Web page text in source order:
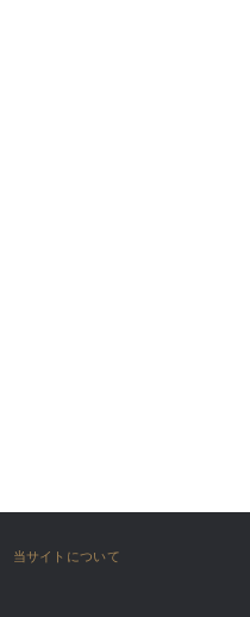
当サイトについて